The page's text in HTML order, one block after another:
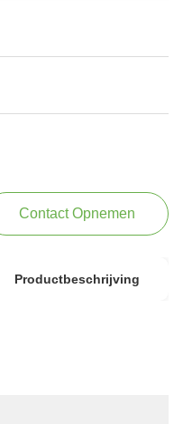
Contact Opnemen
Productbeschrijving